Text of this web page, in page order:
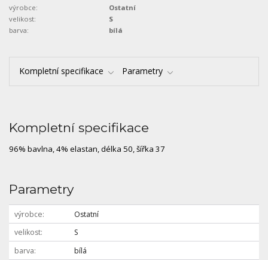
výrobce:
Ostatní
velikost:
S
barva:
bílá
Kompletní specifikace Parametry
Kompletní specifikace
96% bavlna, 4% elastan, délka 50, šířka 37
Parametry
výrobce
Ostatní
velikost
S
barva
bílá